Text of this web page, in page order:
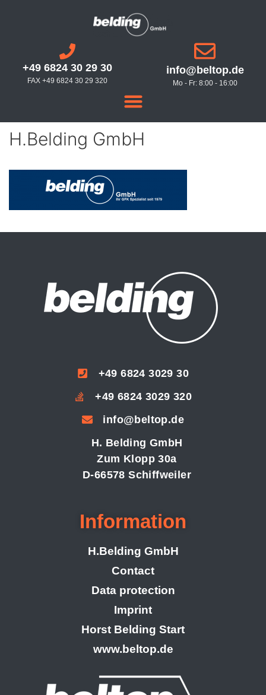
+49 6824 30 29 30
FAX +49 6824 30 29 320
info@beltop.de
Mo - Fr: 8:00 - 16:00
H.Belding GmbH
+49 6824 3029 30
+49 6824 3029 320
info@beltop.de
H. Belding GmbH
Zum Klopp 30a
D-66578 Schiffweiler
Information
H.Belding GmbH
Contact
Data protection
Imprint
Horst Belding Start
www.beltop.de